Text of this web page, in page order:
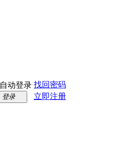
自动登录 找回密码
登录 立即注册